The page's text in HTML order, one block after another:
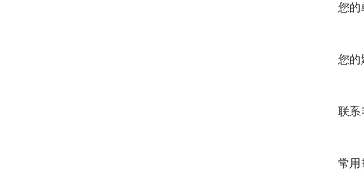
您的
您的
联系
常用